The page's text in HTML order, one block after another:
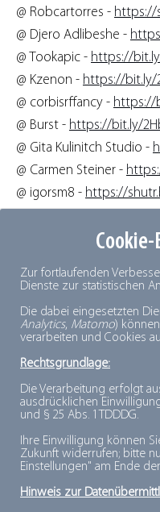
Zur fortlaufenden
Dienste zur statistischen
Die dabei eingesetzten
Analytics, Matomo)
verarbeiten und Cookies
Rechtsgrundlage:
Die Verarbeitung erfolgt
ausdrücklichen
und § 25 Abs. 1 TDDDG.
Ihre Einwilligung können
Zukunft widerrufen; bitte
Einstellungen" am Ende
Hinweis zur
@ Robcartorres - https://
@ Djero Adlibeshe -
@ Tookapic - https://
@ Kzenon - https://bit.ly/
@ corbisrffancy - https://
@ Burst - https://bit.ly/
@ Gita Kulinitch Studio -
@ Carmen Steiner -
@ igorsm8 - https://
@ Sunny studio -https://
@ rh2010 -https://bit.ly/
@ xixinxing - https://
@ Timur Saglambilek -
@ AllebaziB -
https://
@ Cq photo juy -https://
@ Colorlife -https://bit.ly/
https://bit.ly/2Jan1LP;
https://bit.ly/2JbkZed;
https://bit.ly/2HcJUxj;